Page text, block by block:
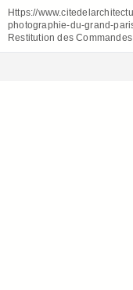
Https://
photographie-du-grand-
Restitution des